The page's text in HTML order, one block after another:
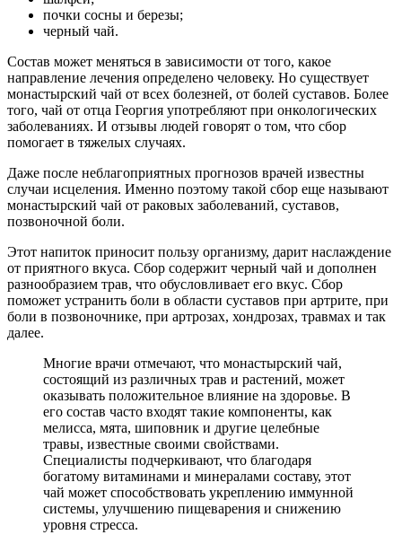
почки сосны и березы;
черный чай.
Состав может меняться в зависимости от того, какое
направление лечения определено человеку. Но существует
монастырский чай от всех болезней, от болей суставов. Более
того, чай от отца Георгия употребляют при онкологических
заболеваниях. И отзывы людей говорят о том, что сбор
помогает в тяжелых случаях.
Даже после неблагоприятных прогнозов врачей известны
случаи исцеления. Именно поэтому такой сбор еще называют
монастырский чай от раковых заболеваний, суставов,
позвоночной боли.
Этот напиток приносит пользу организму, дарит наслаждение
от приятного вкуса. Сбор содержит черный чай и дополнен
разнообразием трав, что обусловливает его вкус. Сбор
поможет устранить боли в области суставов при артрите, при
боли в позвоночнике, при артрозах, хондрозах, травмах и так
далее.
Многие врачи отмечают, что монастырский чай,
состоящий из различных трав и растений, может
оказывать положительное влияние на здоровье. В
его состав часто входят такие компоненты, как
мелисса, мята, шиповник и другие целебные
травы, известные своими свойствами.
Специалисты подчеркивают, что благодаря
богатому витаминами и минералами составу, этот
чай может способствовать укреплению иммунной
системы, улучшению пищеварения и снижению
уровня стресса.